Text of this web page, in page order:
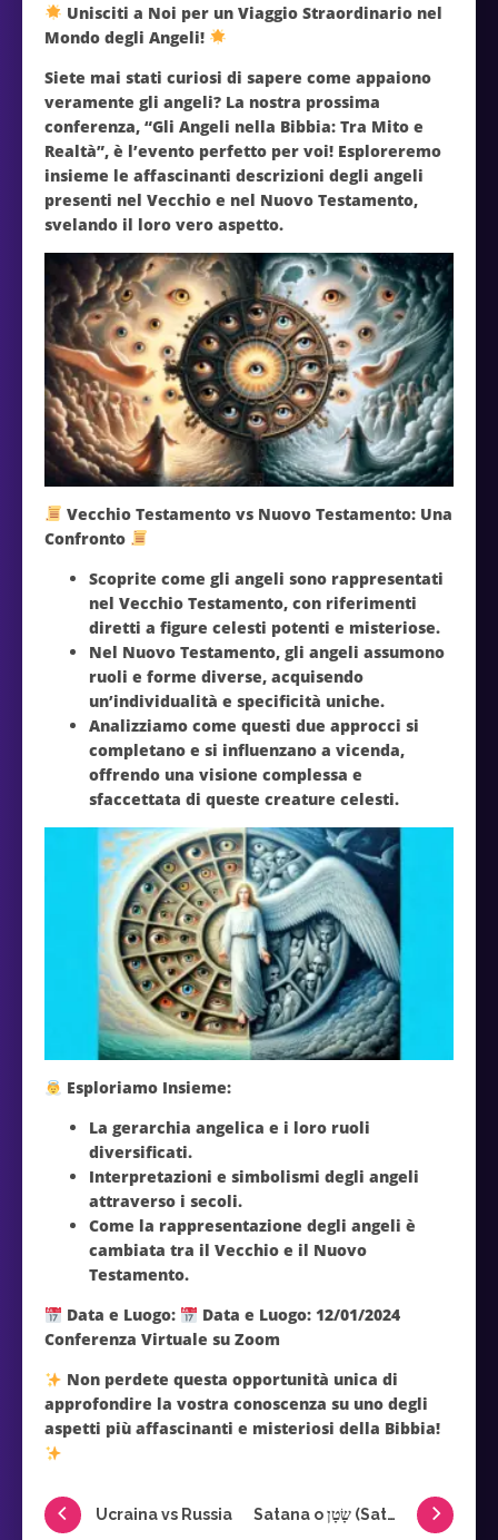
Unisciti a Noi per un Viaggio Straordinario nel
Mondo degli Angeli!
Siete mai stati curiosi di sapere come appaiono
veramente gli angeli? La nostra prossima
conferenza, “Gli Angeli nella Bibbia: Tra Mito e
Realtà”, è l’evento perfetto per voi! Esploreremo
insieme le affascinanti descrizioni degli angeli
presenti nel Vecchio e nel Nuovo Testamento,
svelando il loro vero aspetto.
Vecchio Testamento vs Nuovo Testamento: Una
Confronto
Scoprite come gli angeli sono rappresentati
nel Vecchio Testamento, con riferimenti
diretti a figure celesti potenti e misteriose.
Nel Nuovo Testamento, gli angeli assumono
ruoli e forme diverse, acquisendo
un’individualità e specificità uniche.
Analizziamo come questi due approcci si
completano e si influenzano a vicenda,
offrendo una visione complessa e
sfaccettata di queste creature celesti.
Esploriamo Insieme:
La gerarchia angelica e i loro ruoli
diversificati.
Interpretazioni e simbolismi degli angeli
attraverso i secoli.
Come la rappresentazione degli angeli è
cambiata tra il Vecchio e il Nuovo
Testamento.
Data e Luogo:
Data e Luogo:12/01/2024
Conferenza Virtuale su Zoom
Non perdete questa opportunità unica di
approfondire la vostra conoscenza su uno degli
aspetti più affascinanti e misteriosi della Bibbia!
Ucraina vs Russia Satana o שָׂטָן (Satàn) nell’ antico testamento